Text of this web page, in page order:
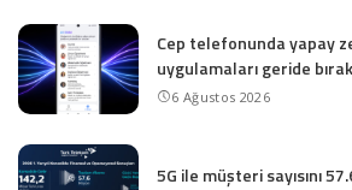
Cep telefonunda yapay
uygulamaları geride
6 Ağustos 2026
5G ile müşteri sayısını